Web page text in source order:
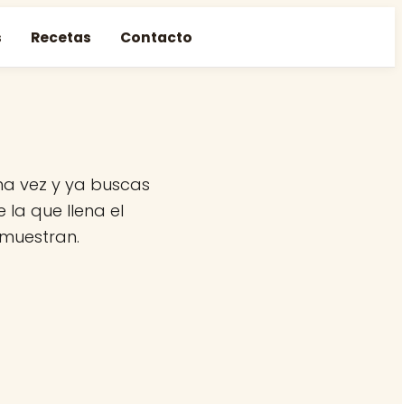
Recetas Contacto
vez y ya buscas
la que llena el